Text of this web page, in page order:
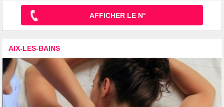
AFFICHER LE N°
AIX-LES-BAINS